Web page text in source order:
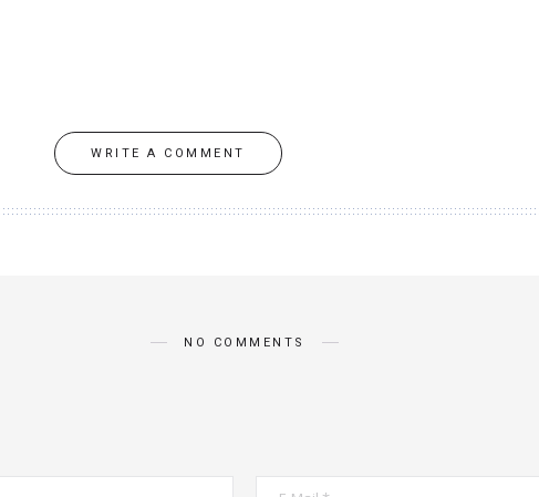
WRITE A COMMENT
NO COMMENTS